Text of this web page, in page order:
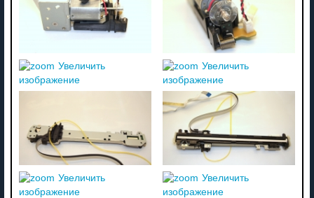
Увеличить
изображение
Увеличить
изображение
Увеличить
изображение
Увеличить
изображение